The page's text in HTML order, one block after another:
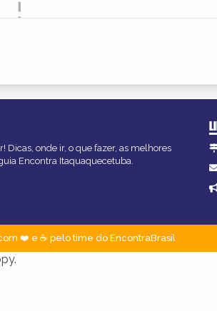
onde ir, o que fazer, as melhores
Encontra Itaquaquecetuba.
❤️ e ☕ pelo time do EncontraBrasil